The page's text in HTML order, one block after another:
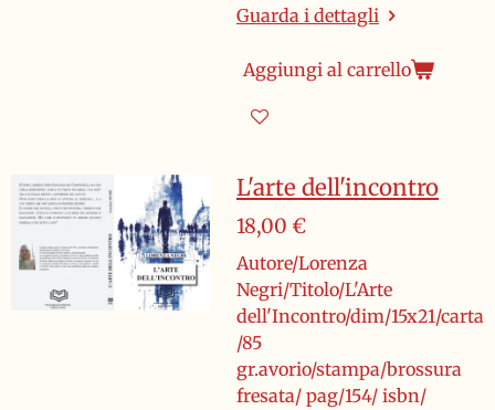
Guarda i dettagli
Aggiungi al carrello
L'arte dell'incontro
18,00 €
Autore/Lorenza
Negri/Titolo/L'Arte
dell'Incontro/dim/15x21/carta
/85
gr.avorio/stampa/brossura
fresata/ pag/154/ isbn/